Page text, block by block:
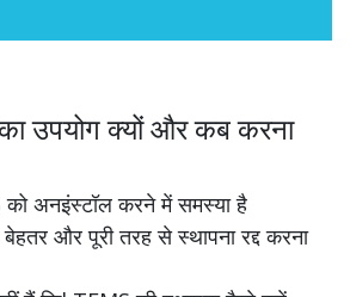
उपयोग क्यों और कब करना
अनइंस्टॉल करने में समस्या है
और पूरी तरह से स्थापना रद्द करना